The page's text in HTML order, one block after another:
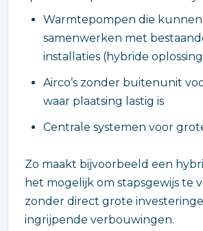
Warmtepompen die kunnen
samenwerken met
installaties (hybride
Airco’s zonder buitenunit
waar plaatsing lastig is
Centrale systemen voor
Zo maakt bijvoorbeeld een
het mogelijk om stapsgewijs te
zonder direct grote
ingrijpende verbouwingen.